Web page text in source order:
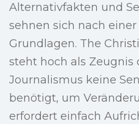
Alternativfakten und
sehnen sich nach
Grundlagen. The
steht hoch als Zeugnis
Journalismus keine
benötigt, um
erfordert einfach